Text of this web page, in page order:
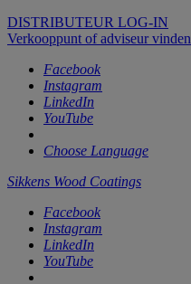
DISTRIBUTEUR LOG-IN
Verkooppunt of adviseur vinden
Facebook
Instagram
LinkedIn
YouTube
Choose Language
Sikkens Wood Coatings
Facebook
Instagram
LinkedIn
YouTube